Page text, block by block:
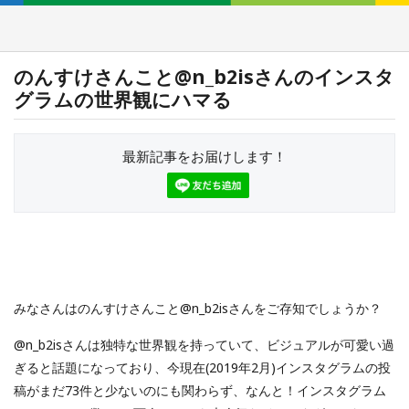
のんすけさんこと@n_b2isさんのインスタ
グラムの世界観にハマる
最新記事をお届けします！
みなさんはのんすけさんこと@n_b2isさんをご存知でしょうか？
@n_b2isさんは独特な世界観を持っていて、ビジュアルが可愛い過
ぎると話題になっており、今現在(2019年2月)インスタグラムの投
稿がまだ73件と少ないのにも関わらず、なんと！インスタグラム